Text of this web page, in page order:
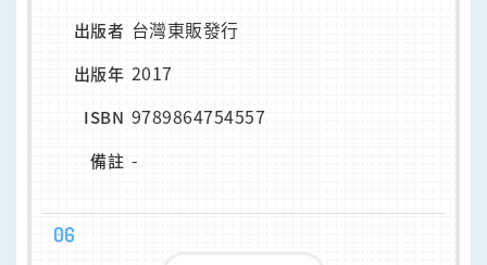
出版者 台灣東販發行
出版年 2017
ISBN 9789864754557
備註 -
06